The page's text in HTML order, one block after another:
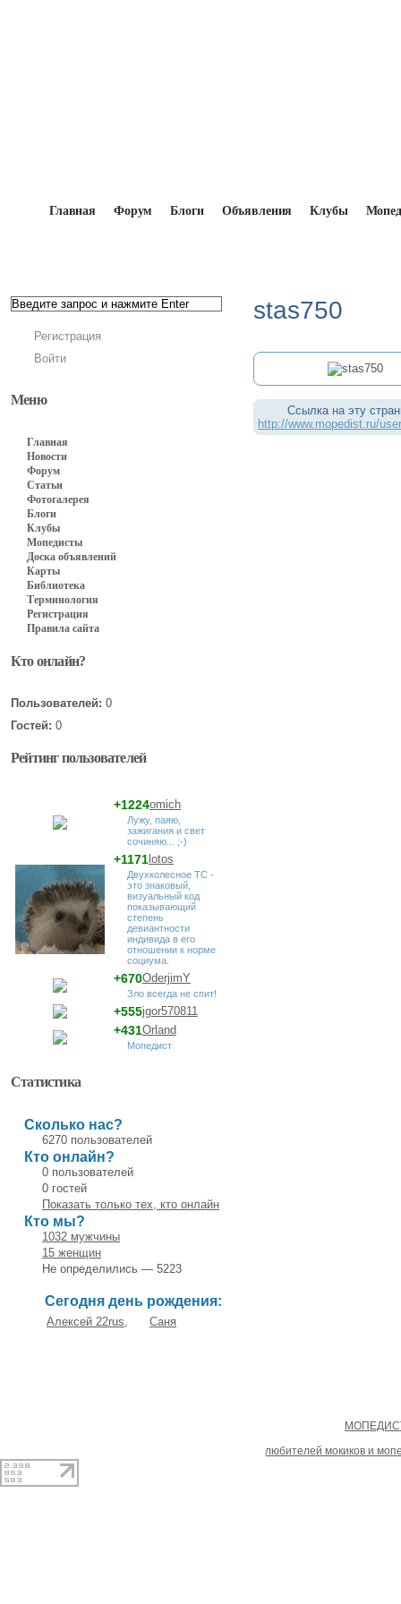
Главная Форум Блоги Объявления Клубы
Регистрация
Войти
Меню
Главная
Новости
Форум
Статьи
Фотогалерея
Блоги
Клубы
Мопедисты
Доска объявлений
Карты
Библиотека
Терминология
Регистрация
Правила сайта
Кто онлайн?
Пользователей: 0
Гостей: 0
Рейтинг пользователей
omich
+1224
Лужу, паяю,
зажигания и свет
сочиняю... ;-)
lotos
+1171
Двухколесное ТС -
это знаковый,
визуальный код
показывающий
степень
девиантности
индивида в его
отношении к норме
социума.
OderjimY
+670
Зло всегда не спит!
jgor570811
+555
Orland
+431
Мопедист
Статистика
Сколько нас?
6270 пользователей
Кто онлайн?
0 пользователей
0 гостей
Показать только тех, кто онлайн
Кто мы?
1032 мужчины
15 женщин
Не определились — 5223
Сегодня день рождения:
Алексей 22rus, Саня
stas750
Ссылка на эту
http://www.mopedist.ru/
любителей мокиков и